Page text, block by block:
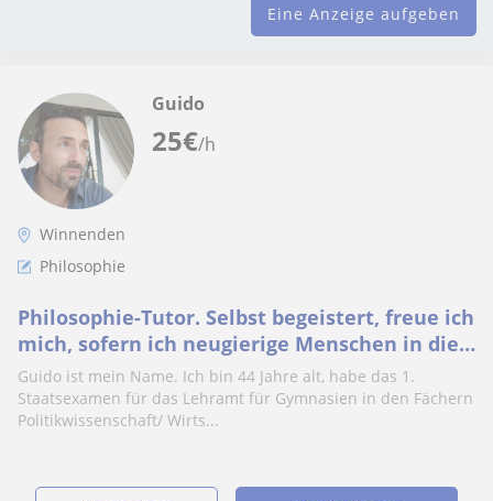
Eine Anzeige aufgeben
25€/h
Guido
Winnenden
Philosophie
Philosophie-Tutor. Selbst begeistert, freue ich
mich, sofern ich neugierige Menschen in die
Philosophie einführen darf.
Guido ist mein Name. Ich bin 44 Jahre alt, habe das 1.
Staatsexamen für das Lehramt für Gymnasien in den Fächern
Politikwissenschaft/ Wirts...